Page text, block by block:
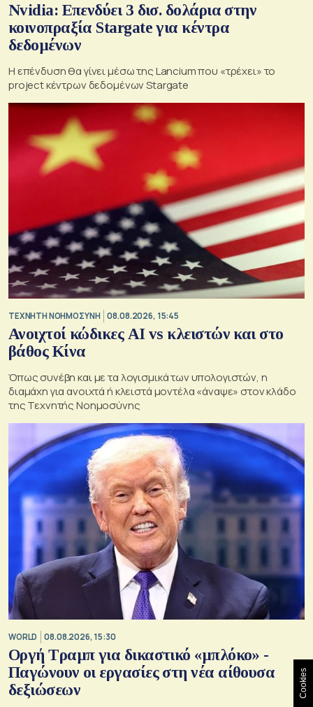
Nvidia: Επενδύει 3 δισ. δολάρια στην
κοινοπραξία Stargate για κέντρα
δεδομένων
Η επένδυση θα γίνει μέσω της Lancium που «τρέχει» το
project κέντρων δεδομένων Stargate
TΕΧΝΗΤΗ ΝΟΗΜΟΣΥΝΗ 08.08.2026, 15:45
Ανοιχτοί κώδικες AI vs κλειστών και στο
βάθος Κίνα
Όπως συνέβη και με τα λογισμικά των υπολογιστών, η
διαμάχη για ανοιχτά ή κλειστά μοντέλα «άναψε» στον κλάδο
της Τεχνητής Νοημοσύνης
WORLD 08.08.2026, 15:30
Οργή Τραμπ για δικαστικό «μπλόκο» -
Παγώνουν οι εργασίες στη νέα αίθουσα
δεξιώσεων
Cookies